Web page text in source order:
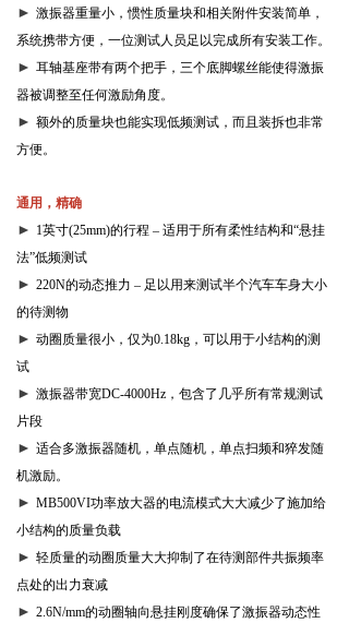
► 激振器重量小，惯性质量块和相关附件安装简单，
系统携带方便，一位测试人员足以完成所有安装工作。
► 耳轴基座带有两个把手，三个底脚螺丝能使得激振
器被调整至任何激励角度。
► 额外的质量块也能实现低频测试，而且装拆也非常
方便。
通用，精确
► 1英寸(25mm)的行程 – 适用于所有柔性结构和“悬挂
法”低频测试
► 220N的动态推力 – 足以用来测试半个汽车车身大小
的待测物
► 动圈质量很小，仅为0.18kg ，可以用于小结构的测
试
► 激振器带宽DC-4000Hz ，包含了几乎所有常规测试
片段
► 适合多激振器随机，单点随机，单点扫频和猝发随
机激励。
► MB500VI功率放大器的电流模式大大减少了施加给
小结构的质量负载
► 轻质量的动圈质量大大抑制了在待测部件共振频率
点处的出力衰减
► 2.6N/mm的动圈轴向悬挂刚度确保了激振器动态性